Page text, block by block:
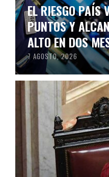
EL RIESGO PAÍS
PUNTOS Y
ALTO EN DOS
7 AGOSTO, 2026